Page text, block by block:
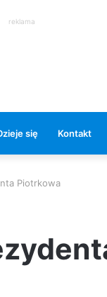
reklama
się Kontakt
Piotrkowa